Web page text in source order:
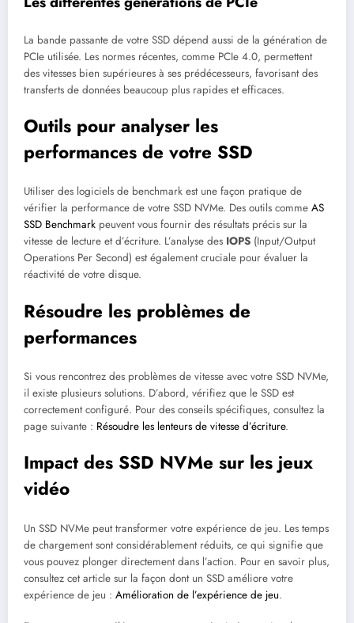
La bande passante de votre SSD dépend aussi de la génération de
PCIe utilisée. Les normes récentes, comme PCIe 4.0, permettent
des vitesses bien supérieures à ses prédécesseurs, favorisant des
transferts de données beaucoup plus rapides et efficaces.
Outils pour analyser les
performances de votre SSD
Utiliser des logiciels de benchmark est une façon pratique de
vérifier la performance de votre SSD NVMe. Des outils comme AS
SSD Benchmark peuvent vous fournir des résultats précis sur la
vitesse de lecture et d’écriture. L’analyse des IOPS (Input/Output
Operations Per Second) est également cruciale pour évaluer la
réactivité de votre disque.
Résoudre les problèmes de
performances
Si vous rencontrez des problèmes de vitesse avec votre SSD NVMe,
il existe plusieurs solutions. D’abord, vérifiez que le SSD est
correctement configuré. Pour des conseils spécifiques, consultez la
page suivante : Résoudre les lenteurs de vitesse d’écriture.
Impact des SSD NVMe sur les jeux
vidéo
Un SSD NVMe peut transformer votre expérience de jeu. Les temps
de chargement sont considérablement réduits, ce qui signifie que
vous pouvez plonger directement dans l’action. Pour en savoir plus,
consultez cet article sur la façon dont un SSD améliore votre
expérience de jeu : Amélioration de l’expérience de jeu.